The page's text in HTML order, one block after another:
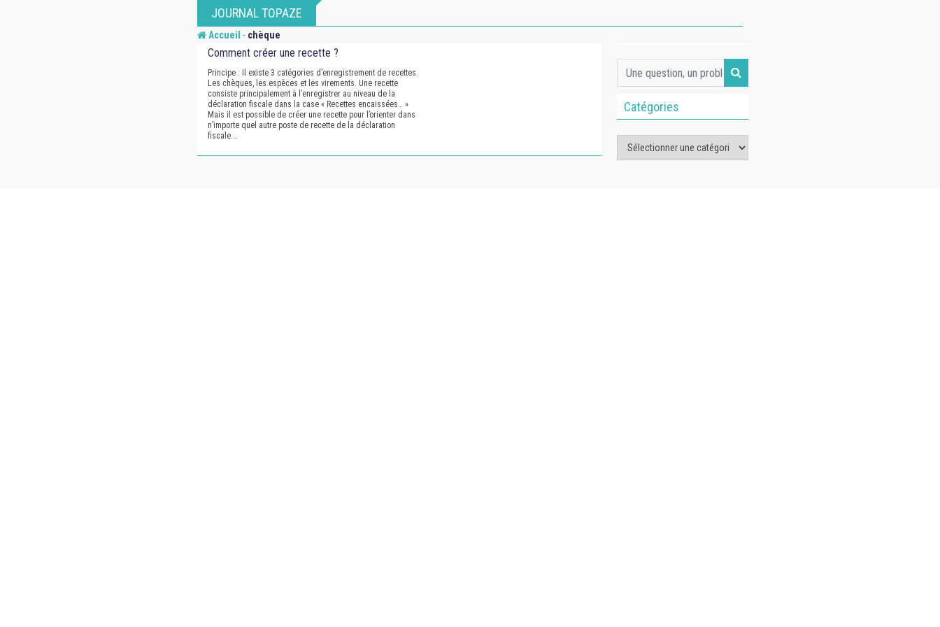
JOURNAL TOPAZE
Accueil - chèque
Comment créer une recette ?
Principe : Il existe 3 catégories d’enregistrement de recettes.
Les chèques, les espèces et les virements. Une recette
consiste principalement à l’enregistrer au niveau de la
déclaration fiscale dans la case « Recettes encaissées… »
Mais il est possible de créer une recette pour l’orienter dans
n’importe quel autre poste de recette de la déclaration
fiscale.…
Catégories
Catégories